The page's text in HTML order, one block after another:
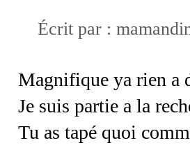
Écrit par :
Magnifique ya rien a
Je suis partie a la
Tu as tapé quoi